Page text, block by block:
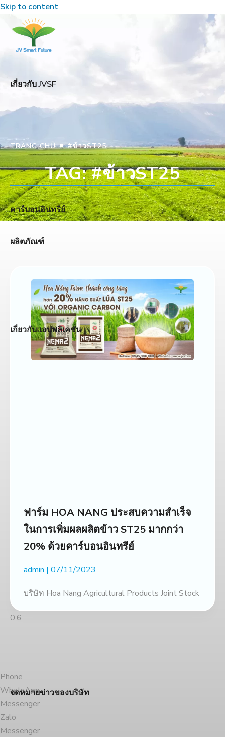
Skip to content
เกี่ยวกับ JVSF
คาร์บอนอินทรีย์
ผลิตภัณฑ์
เกี่ยวกับแอปพลิเคชั่น
จดหมายข่าวของบริษัท
TRANG CHỦ•#ข้าวST25
TAG: #ข้าวST25
ฟาร์ม HOA NANG ประสบความสำเร็จ
ในการเพิ่มผลผลิตข้าว ST25 มากกว่า
20% ด้วยคาร์บอนอินทรีย์
admin 07/11/2023
บริษัท Hoa Nang Agricultural Products Joint Stock
Phone
WhatsApp
Messenger
Zalo
Messenger